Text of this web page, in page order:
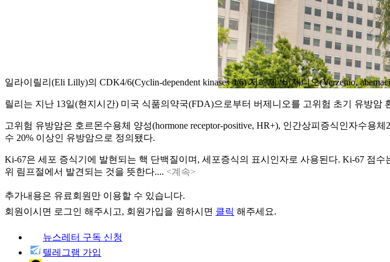
일라이릴리(Eli Lilly)의 CDK4/6(Cyclin-dependent kinases 4/6) 저해제 ‘버제니오(Verzenio,
릴리는 지난 13일(현지시간) 미국 식품의약국(FDA)으로부터 버제니오를 고위험 초기 유방
고위험 유방암은 호르몬수용체 양성(hormone receptor-positive, HR+), 인간상피증식인자수용체
수 20% 이상인 유방암으로 정의됐다.
Ki-67은 세포 증식기에 발현되는 핵 단백질이며, 세포증식의 표시인자로 사용된다. Ki-67 점
위 림프절에서 발견되는 것을 뜻한다.... <계속>
추가내용은 유료회원만 이용할 수 있습니다.
회원이시면 로그인 해주시고, 회원가입을 원하시면 클릭 해주세요.
뉴스레터 구독 신청
텔레그램 가입